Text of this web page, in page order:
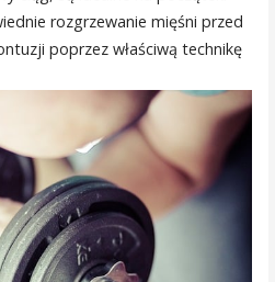
rozgrzewanie mięśni przed
poprzez właściwą technikę